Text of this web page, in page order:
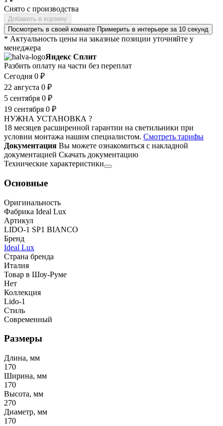
Снято с производства
Добавить в корзину
Посмотреть в своей комнате Примерить в интерьере за 10 секунд
* Актуальность цены на заказные позиции уточняйте у
менеджера
Яндекс Сплит
Разбить оплату на части без переплат
Сегодня 0 ₽
22 августа 0 ₽
5 сентября 0 ₽
19 сентября 0 ₽
НУЖНА УСТАНОВКА ?
18 месяцев расширенной гарантии на светильники при
условии монтажа нашим специалистом. Смотреть тарифы
Документация Вы можете ознакомиться с накладной
документацией Скачать документацию
Технические характеристики
Основные
Оригинальность
Фабрика Ideal Lux
Артикул
LIDO-1 SP1 BIANCO
Бренд
Ideal Lux
Страна бренда
Италия
Товар в Шоу-Руме
Нет
Коллекция
Lido-1
Стиль
Современный
Размеры
Длина, мм
170
Ширина, мм
170
Высота, мм
270
Диаметр, мм
170